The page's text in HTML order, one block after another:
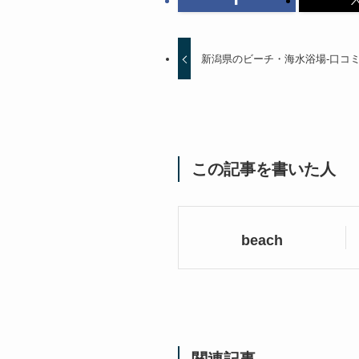
新潟県のビーチ・海水浴場-口コ
この記事を書いた人
beach